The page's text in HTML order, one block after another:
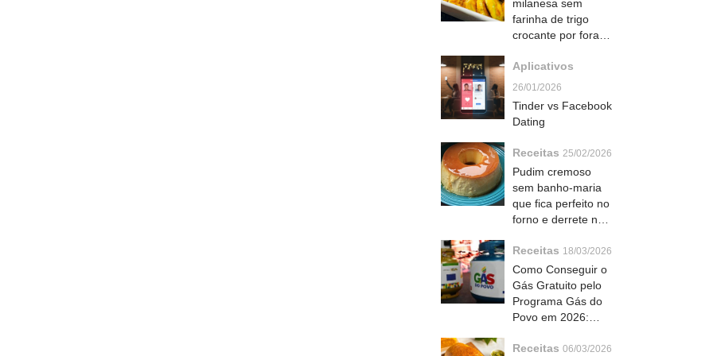
milanesa sem
farinha de trigo
crocante por fora e
que todo mundo
ama
Aplicativos
26/01/2026
Tinder vs Facebook
Dating
Receitas 25/02/2026
Pudim cremoso
sem banho-maria
que fica perfeito no
forno e derrete na
Receitas 18/03/2026
Como Conseguir o
Gás Gratuito pelo
Programa Gás do
Povo em 2026:
Receitas 06/03/2026